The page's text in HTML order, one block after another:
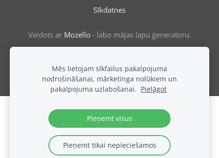
Sīkdatnes
Veidots ar Mozello- labo mājas lapu ģeneratoru.
Izveido savu mājaslapu vai e-veikalu ar
Mozello!
Ātri, viegli, bez programmēšanas.
Mēs lietojam sīkfailus pakalpojuma
nodrošināšanai, mārketinga nolūkiem un
pakalpojuma uzlabošanai.
Pielāgot
Pieņemt visus
Pieņemt tikai nepieciešamos